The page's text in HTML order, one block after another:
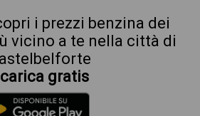
i prezzi benzina dei
vicino a te nella città di
gratis